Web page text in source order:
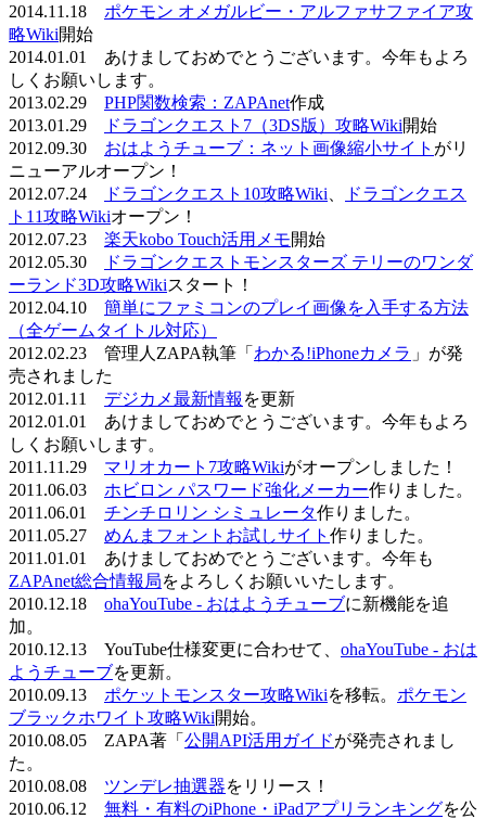
2014.11.18 ポケモン オメガルビー・アルファサファイア攻
略Wiki開始
2014.01.01 あけましておめでとうございます。今年もよろ
しくお願いします。
2013.02.29 PHP関数検索：ZAPAnet作成
2013.01.29
ドラゴンクエスト7（3DS版）攻略Wiki開始
2012.09.30 おはようチューブ：ネット画像縮小サイト がリ
ニューアルオープン！
2012.07.24
ドラゴンクエスト10攻略Wiki
ドラゴンクエス
ト11攻略Wikiオープン！
2012.07.23 楽天kobo Touch活用メモ開始
2012.05.30
ドラゴンクエストモンスターズ テリーのワンダ
ーランド3D攻略Wikiスタート！
2012.04.10 簡単にファミコンのプレイ画像を入手する方法
（全ゲームタイトル対応）
2012.02.23 管理人ZAPA執筆「 わかる!iPhoneカメラ 」が発
売されました
2012.01.11 デジカメ最新情報 を更新
2012.01.01 あけましておめでとうございます。今年もよろ
しくお願いします。
2011.11.29 マリオカート7攻略Wikiがオープンしました！
2011.06.03 ホビロン パスワード強化メーカー作りました。
2011.06.01 チンチロリン シミュレータ作りました。
2011.05.27 めんまフォントお試しサイト 作りました。
2011.01.01 あけましておめでとうございます。今年も
ZAPAnet総合情報局をよろしくお願いいたします。
2010.12.18 ohaYouTube - おはようチューブに新機能を追
加。
2010.12.13 YouTube仕様変更に合わせて、 ohaYouTube - おは
ようチューブを更新。
2010.09.13 ポケットモンスター攻略Wikiを移転。 ポケモン
ブラックホワイト攻略Wiki開始。
2010.08.05 ZAPA著「 公開API活用ガイドが発売されまし
た。
2010.08.08 ツンデレ抽選器をリリース！
2010.06.12 無料・有料のiPhone・iPadアプリランキングを公